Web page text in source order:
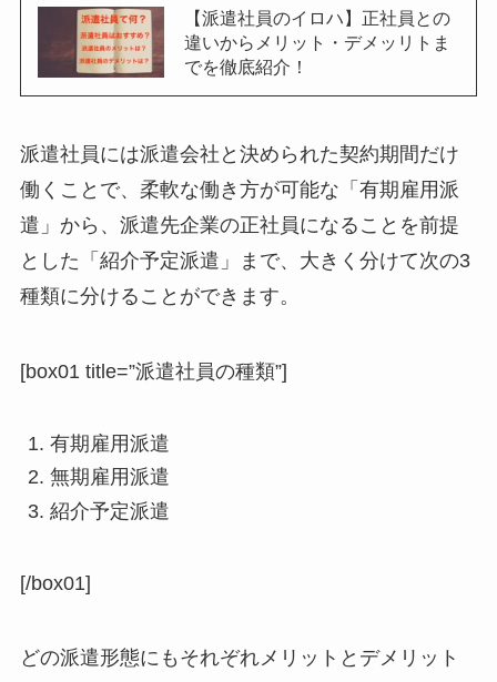
【派遣社員のイロハ】正社員との
違いからメリット・デメッリトま
でを徹底紹介！
派遣社員には派遣会社と決められた契約期間だけ
働くことで、柔軟な働き方が可能な「有期雇用派
遣」から、派遣先企業の正社員になることを前提
とした「紹介予定派遣」まで、大きく分けて次の3
種類に分けることができます。
[box01 title=”派遣社員の種類”]
有期雇用派遣
無期雇用派遣
紹介予定派遣
[/box01]
どの派遣形態にもそれぞれメリットとデメリット